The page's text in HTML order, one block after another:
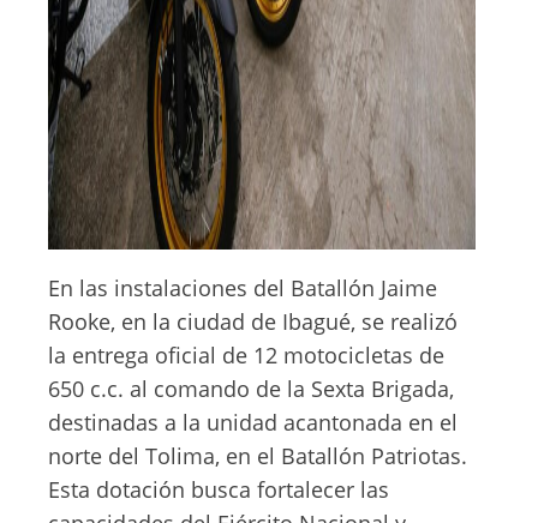
En las instalaciones del Batallón Jaime
Rooke, en la ciudad de Ibagué, se realizó
la entrega oficial de 12 motocicletas de
650 c.c. al comando de la Sexta Brigada,
destinadas a la unidad acantonada en el
norte del Tolima, en el Batallón Patriotas.
Esta dotación busca fortalecer las